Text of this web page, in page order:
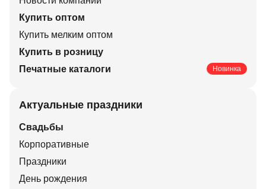
Купить оптом
Купить мелким оптом
Купить в розницу
Печатные каталоги
Новинка
Актуальные праздники
Свадьбы
Корпоративные
Праздники
День рождения